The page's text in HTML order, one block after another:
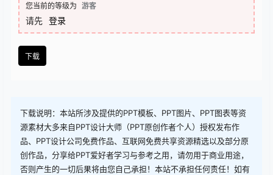
您当前的等级为 游客
请先 登录
下载
下载说明：本站所涉及提供的PPT模板、PPT图片、PPT图表等资
源素材大多来自PPT设计大师（PPT原创作者个人）授权发布作
品、PPT设计公司免费作品、互联网免费共享资源精选以及部分原
创作品，分享给PPT爱好者学习与参考之用，请勿用于商业用途，
否则产生的一切后果将由您自己承担！本站不承担任何责任！如有